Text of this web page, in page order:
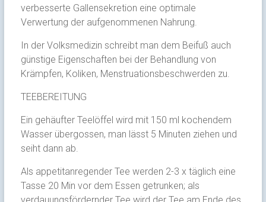
verbesserte Gallensekretion eine optimale
Verwertung der aufgenommenen Nahrung.
In der Volksmedizin schreibt man dem Beifuß auch
günstige Eigenschaften bei der Behandlung von
Krämpfen, Koliken, Menstruationsbeschwerden zu.
TEEBEREITUNG
Ein gehäufter Teelöffel wird mit 150 ml kochendem
Wasser übergossen, man lässt 5 Minuten ziehen und
seiht dann ab.
Als appetitanregender Tee werden 2-3 x täglich eine
Tasse 20 Min vor dem Essen getrunken; als
verdauungsfördernder Tee wird der Tee am Ende des